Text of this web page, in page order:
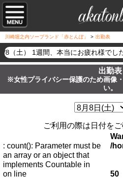
川崎堀之内ソープランド「赤とんぼ」 > 出勤表
8（土） 1週間、本当にお疲れ様でし
出勤表
※女性プライバシー保護のため画像
い。
ご利用の際は日付をご
: count(): Parameter must be
an array or an object that
implements Countable in
/
on line 50